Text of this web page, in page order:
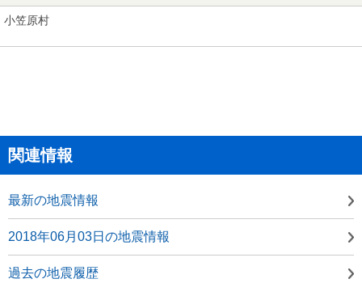
小笠原村
関連情報
最新の地震情報
2018年06月03日の地震情報
過去の地震履歴